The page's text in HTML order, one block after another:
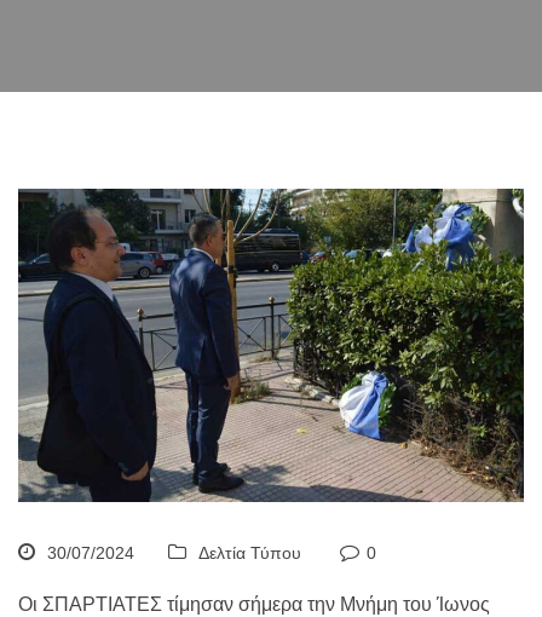
30/07/2024 Δελτία Τύπου 0
Οι ΣΠΑΡΤΙΑΤΕΣ τίμησαν σήμερα την Μνήμη του Ίωνος